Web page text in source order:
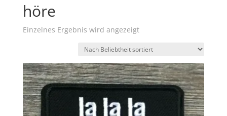
höre
Einzelnes Ergebnis wird angezeigt